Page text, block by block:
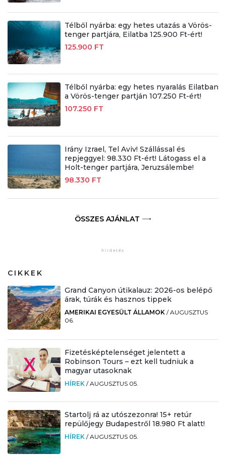
Télből nyárba: egy hetes utazás a Vörös-
tenger partjára, Eilatba 125.900 Ft-ért!
125.900 FT
Télből nyárba: egy hetes nyaralás Eilatban
a Vörös-tenger partján 107.250 Ft-ért!
107.250 FT
Irány Izrael, Tel Aviv! Szállással és
repjeggyel: 98.330 Ft-ért! Látogass el a
Holt-tenger partjára, Jeruzsálembe!
98.330 FT
ÖSSZES AJÁNLAT
CIKKEK
Grand Canyon útikalauz: 2026-os belépő
árak, túrák és hasznos tippek
AMERIKAI EGYESÜLT ÁLLAMOK /AUGUSZTUS
06.
Fizetésképtelenséget jelentett a
Robinson Tours – ezt kell tudniuk a
magyar utasoknak
HÍREK /AUGUSZTUS 05.
Startolj rá az utószezonra! 15+ retúr
repülőjegy Budapestről 18.980 Ft alatt!
HÍREK /AUGUSZTUS 05.